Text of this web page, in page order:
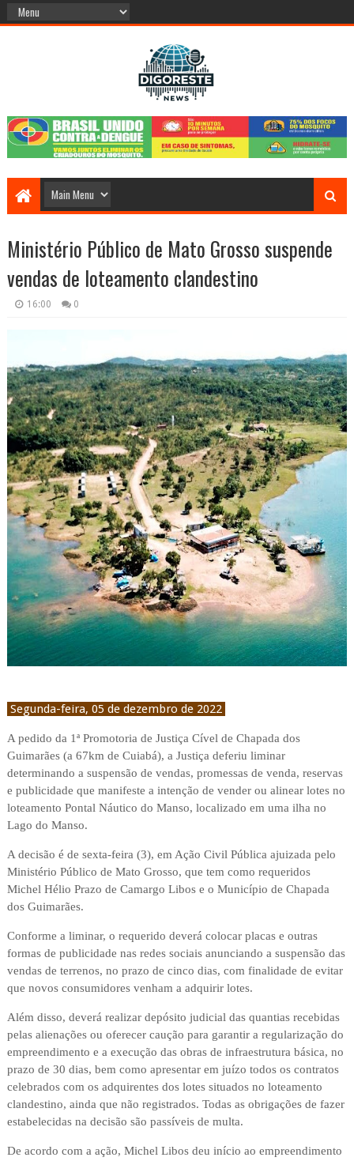
Ministério Público de Mato Grosso suspende
vendas de loteamento clandestino
16:00 0
Segunda-feira, 05 de dezembro de 2022
A pedido da 1ª Promotoria de Justiça Cível de Chapada dos
Guimarães (a 67km de Cuiabá), a Justiça deferiu liminar
determinando a suspensão de vendas, promessas de venda, reservas
e publicidade que manifeste a intenção de vender ou alinear lotes no
loteamento Pontal Náutico do Manso, localizado em uma ilha no
Lago do Manso.
A decisão é de sexta-feira (3), em Ação Civil Pública ajuizada pelo
Ministério Público de Mato Grosso, que tem como requeridos
Michel Hélio Prazo de Camargo Libos e o Município de Chapada
dos Guimarães.
Conforme a liminar, o requerido deverá colocar placas e outras
formas de publicidade nas redes sociais anunciando a suspensão das
vendas de terrenos, no prazo de cinco dias, com finalidade de evitar
que novos consumidores venham a adquirir lotes.
Além disso, deverá realizar depósito judicial das quantias recebidas
pelas alienações ou oferecer caução para garantir a regularização do
empreendimento e a execução das obras de infraestrutura básica, no
prazo de 30 dias, bem como apresentar em juízo todos os contratos
celebrados com os adquirentes dos lotes situados no loteamento
clandestino, ainda que não registrados. Todas as obrigações de fazer
estabelecidas na decisão são passíveis de multa.
De acordo com a ação, Michel Libos deu início ao empreendimento